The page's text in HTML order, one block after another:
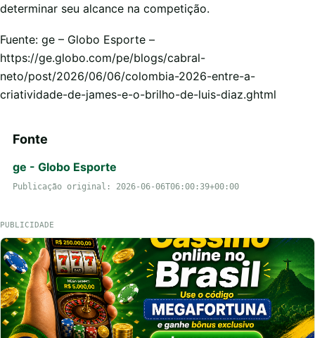
determinar seu alcance na competição.
Fuente: ge – Globo Esporte –
https://ge.globo.com/pe/blogs/cabral-
neto/post/2026/06/06/colombia-2026-entre-a-
criatividade-de-james-e-o-brilho-de-luis-diaz.ghtml
Fonte
ge - Globo Esporte
Publicação original: 2026-06-06T06:00:39+00:00
PUBLICIDADE